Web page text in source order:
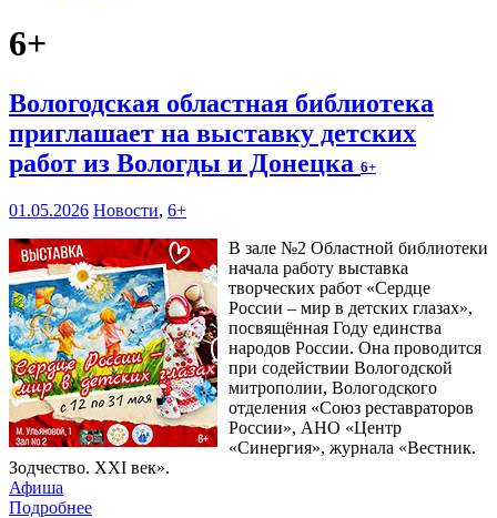
6+
Вологодская областная библиотека
приглашает на выставку детских
работ из Вологды и Донецка 6+
01.05.2026 Новости, 6+
В зале №2 Областной библиотеки
начала работу выставка
творческих работ «Сердце
России – мир в детских глазах»,
посвящённая Году единства
народов России. Она проводится
при содействии Вологодской
митрополии, Вологодского
отделения «Союз реставраторов
России», АНО «Центр
«Синергия», журнала «Вестник.
Зодчество. XXI век».
Афиша
Подробнее